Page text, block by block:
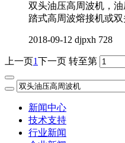
双头油压高周波机，
踏式高周波熔接机或
2018-09-12 djpxh 728
上一页1下一页 转至第
新闻中心
技术支持
行业新闻